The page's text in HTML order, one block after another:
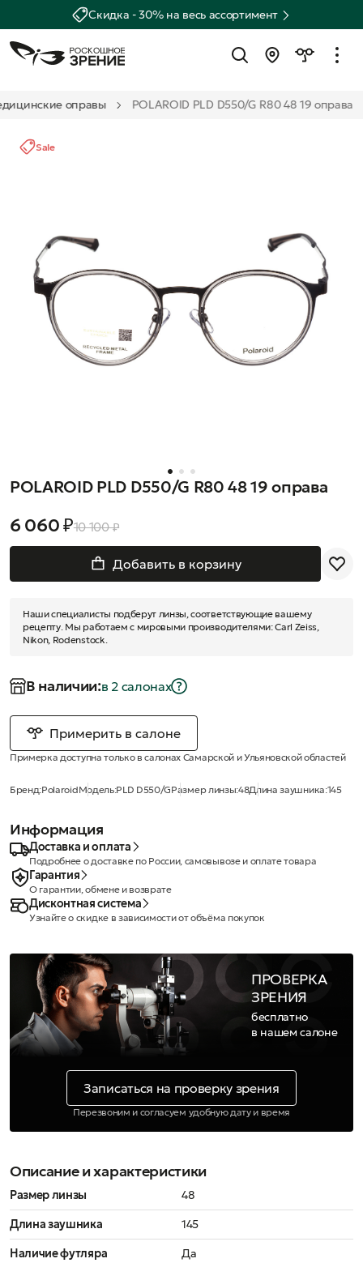
Скидка - 30% на весь ассортимент
оправы POLAROID PLD D550/G R80 48 19 оправа
Sale
POLAROID PLD D550/G R80 48 19 оправа
6 060 ₽10 100 ₽
Добавить в корзину
Наши специалисты подберут линзы, соответствующие вашему
рецепту. Мы работаем с мировыми производителями: Carl Zeiss,
Nikon, Rodenstock.
В наличии:в 2 салонах
Примерить в салоне
Примерка доступна только в салонах Самарской и Ульяновской областей
Бренд:PolaroidМодель:PLD D550/GРазмер линзы:48Длина заушника:145
Информация
Доставка и оплата
Подробнее о доставке по России, самовывозе и оплате товара
Гарантия
О гарантии, обмене и возврате
Дисконтная система
Узнайте о скидке в зависимости от объёма покупок
ПРОВЕРКА
ЗРЕНИЯ
бесплатно
в нашем салоне
Записаться на проверку зрения
Перезвоним и согласуем удобную дату и время
Описание и характеристики
Размер линзы
48
Длина заушника
145
Наличие футляра
Да